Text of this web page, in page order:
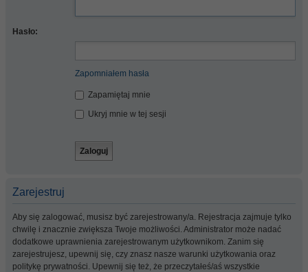
Hasło:
Zapomniałem hasła
Zapamiętaj mnie
Ukryj mnie w tej sesji
Zarejestruj
Aby się zalogować, musisz być zarejestrowany/a. Rejestracja zajmuje tylko
chwilę i znacznie zwiększa Twoje możliwości. Administrator może nadać
dodatkowe uprawnienia zarejestrowanym użytkownikom. Zanim się
zarejestrujesz, upewnij się, czy znasz nasze warunki użytkowania oraz
politykę prywatności. Upewnij się też, że przeczytałeś/aś wszystkie